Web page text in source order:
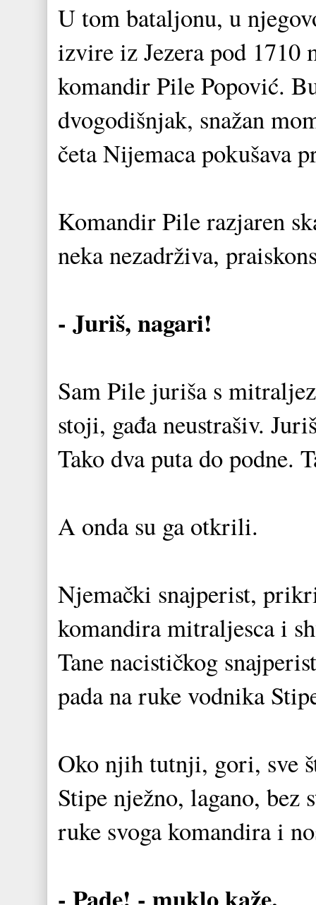
U tom bataljonu, u
izvire iz Jezera pod 1710
komandir Pile Popović.
dvogodišnjak, snažan
četa Nijemaca pokušava
Komandir Pile razjaren
neka nezadrživa,
- Juriš, nagari!
Sam Pile juriša s
stoji, gađa neustrašiv.
Tako dva puta do podne.
A onda su ga otkrili.
Njemački snajperist,
komandira mitraljesca i
Tane nacističkog
pada na ruke vodnika
Oko njih tutnji, gori, sve
Stipe nježno, lagano,
ruke svoga komandira i